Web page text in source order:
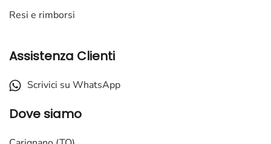
Resi e rimborsi
Assistenza Clienti
Scrivici su WhatsApp
Dove siamo